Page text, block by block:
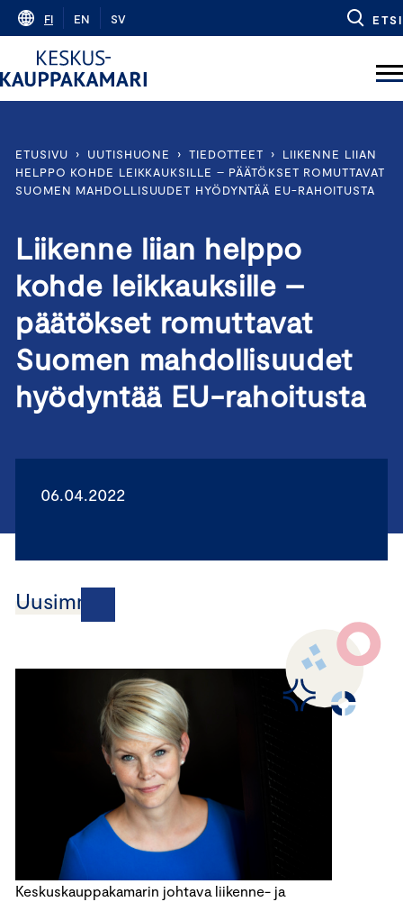
Skip
content
FI EN SV ETSI
ETUSIVU › UUTISHUONE › TIEDOTTEET ›
LIIKENNE LIIAN
HELPPO KOHDE LEIKKAUKSILLE – PÄÄTÖKSET ROMUTTAVAT
SUOMEN MAHDOLLISUUDET HYÖDYNTÄÄ EU-RAHOITUSTA
Liikenne liian helppo
kohde leikkauksille –
päätökset romuttavat
Suomen mahdollisuudet
hyödyntää EU-rahoitusta
06.04.2022
Uusimmat
Keskuskauppakamarin johtava liikenne- ja